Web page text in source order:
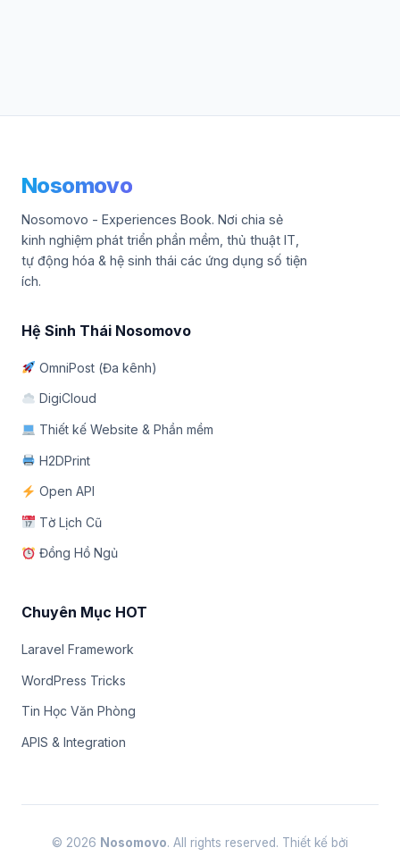
Nosomovo
Nosomovo - Experiences Book. Nơi chia sẻ
kinh nghiệm phát triển phần mềm, thủ thuật IT,
tự động hóa & hệ sinh thái các ứng dụng số tiện
ích.
Hệ Sinh Thái Nosomovo
OmniPost (Đa kênh)
DigiCloud
Thiết kế Website & Phần mềm
H2DPrint
Open API
Tờ Lịch Cũ
Đồng Hồ Ngủ
Chuyên Mục HOT
Laravel Framework
WordPress Tricks
Tin Học Văn Phòng
APIS & Integration
© 2026 Nosomovo. All rights reserved. Thiết kế bởi